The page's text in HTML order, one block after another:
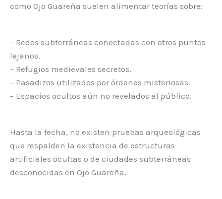
como Ojo Guareña suelen alimentar teorías sobre:
– Redes subterráneas conectadas con otros puntos
lejanos.
– Refugios medievales secretos.
– Pasadizos utilizados por órdenes misteriosas.
– Espacios ocultos aún no revelados al público.
Hasta la fecha, no existen pruebas arqueológicas
que respalden la existencia de estructuras
artificiales ocultas o de ciudades subterráneas
desconocidas en Ojo Guareña.